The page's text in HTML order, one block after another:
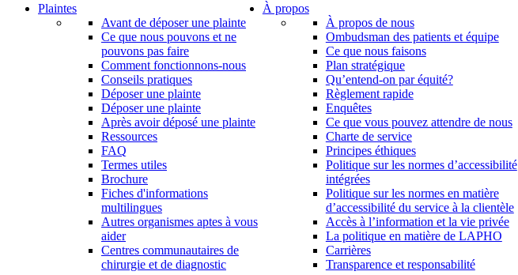
Plaintes
Avant de déposer une plainte
Ce que nous pouvons et ne
pouvons pas faire
Comment fonctionnons-nous
Conseils pratiques
Déposer une plainte
Déposer une plainte
Après avoir déposé une plainte
Ressources
FAQ
Termes utiles
Brochure
Fiches d'informations
multilingues
Autres organismes aptes à vous
aider
Centres communautaires de
chirurgie et de diagnostic
À propos
À propos de nous
Ombudsman des patients et équipe
Ce que nous faisons
Plan stratégique
Qu’entend-on par équité?
Règlement rapide
Enquêtes
Ce que vous pouvez attendre de nous
Charte de service
Principes éthiques
Politique sur les normes d’accessibilité
intégrées
Politique sur les normes en matière
d’accessibilité du service à la clientèle
Accès à l’information et la vie privée
La politique en matière de LAPHO
Carrières
Transparence et responsabilité